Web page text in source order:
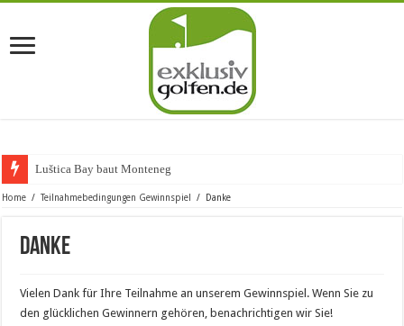
Luštica Bay baut Montenegros
Home / Teilnahmebedingungen Gewinnspiel / Danke
Danke
Vielen Dank für Ihre Teilnahme an unserem Gewinnspiel. Wenn Sie zu
den glücklichen Gewinnern gehören, benachrichtigen wir Sie!